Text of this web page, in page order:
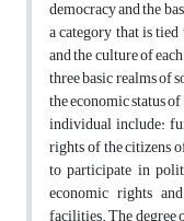
democracy and the
a category that is
and the culture of
three basic realms of
the economic status
individual include:
rights of the citizens
to participate in
economic rights